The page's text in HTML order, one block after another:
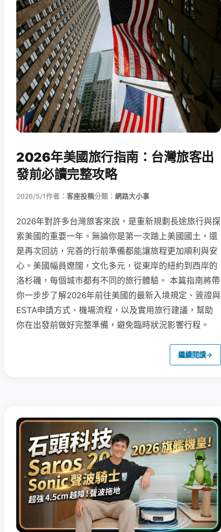
2026年美國旅行指南：台灣旅客出
發前必讀完整攻略
2026/5/1作者： 客座投稿分類： 網路大小事
2026年對許多台灣旅客來說，是重新規劃長途旅行與探
索美國的重要一年。無論你是第一次踏上美國國土，還
是再次回訪，完善的行前準備都能讓旅程更加順利與安
心。美國幅員遼闊，文化多元，從東岸的紐約到西岸的
洛杉磯，每個城市都有不同的旅行體驗。 本篇指南將帶
你一步步了解2026年前往美國的最新入境規定、簽證與
ESTA申請方式、機場流程，以及實用旅行建議，幫助
你在出發前做好完整準備，避免臨時狀況影響行程。
繼續閱讀→